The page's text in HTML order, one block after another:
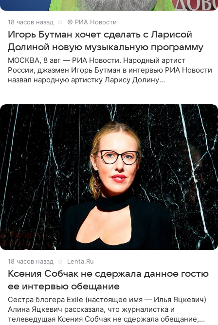
18 часов назад © РИА Новости
Игорь Бутман хочет сделать с Ларисой
Долиной новую музыкальную программу
МОСКВА, 8 авг — РИА Новости. Народный артист
России, джазмен Игорь Бутман в интервью РИА Новости
назвал народную артистку Ларису Долину
18 часов назад Lenta.Ru
Ксения Собчак не сдержала данное гостю
ее интервью обещание
Сестра блогера Exile (настоящее имя — Илья Яцкевич)
Алина Яцкевич рассказала, что журналистка и
телеведущая Ксения Собчак не сдержала обещание,